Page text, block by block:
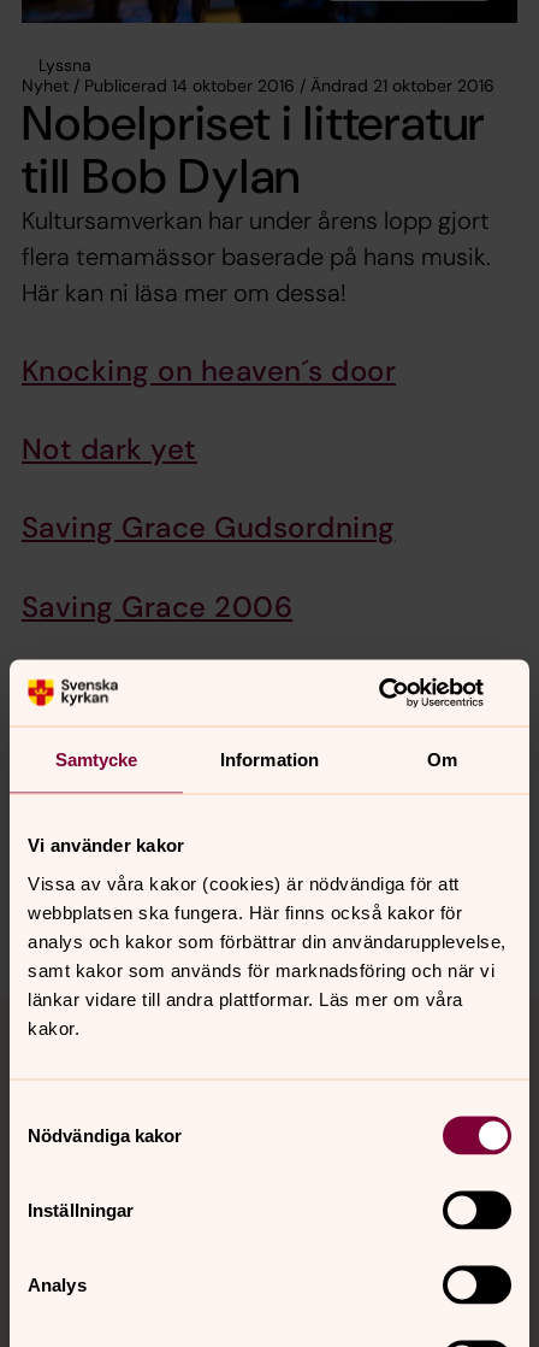
Samtycke Information Om
Vi använder kakor
Vissa av våra kakor (cookies) är nödvändiga för att
webbplatsen ska fungera. Här finns också kakor för
analys och kakor som förbättrar din användarupplevelse,
samt kakor som används för marknadsföring och när vi
länkar vidare till andra plattformar. Läs mer om våra
kakor.
Nödvändiga kakor
Inställningar
Analys
Lyssna
Nyhet / Publicerad 14 oktober 2016 / Ändrad 21 oktober 2016
Nobelpriset i litteratur
till Bob Dylan
Kultursamverkan har under årens lopp gjort
flera temamässor baserade på hans musik.
Här kan ni läsa mer om dessa!
Knocking on heaven´s door
Not dark yet
Saving Grace Gudsordning
Saving Grace 2006
Pressmeddelande Saving Grace
2006
Saving Grace P1 Dylan
Dela
Tillbaka till toppen
Tillbaka till innehållet
Kontakt
Kalender